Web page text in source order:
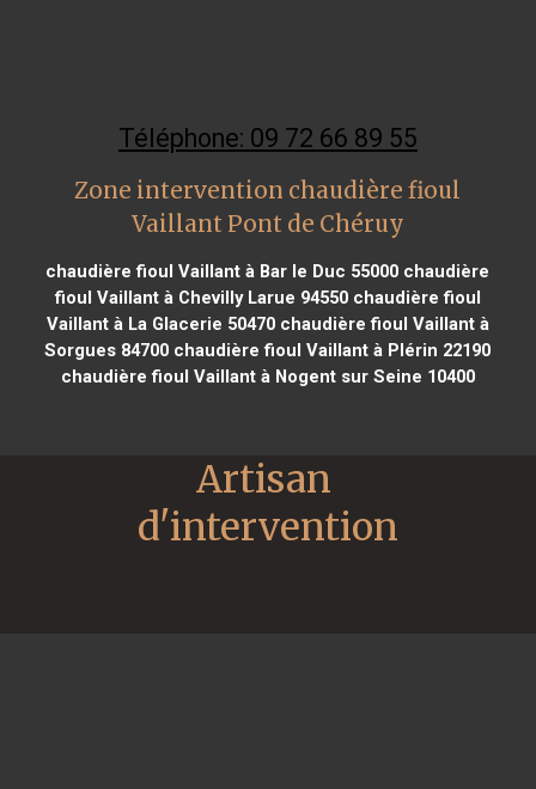
Téléphone: 09 72 66 89 55
Zone intervention chaudière fioul
Vaillant Pont de Chéruy
chaudière fioul Vaillant à Bar le Duc 55000 chaudière
fioul Vaillant à Chevilly Larue 94550chaudière fioul
Vaillant à La Glacerie 50470chaudière fioul Vaillant à
Sorgues 84700 chaudière fioul Vaillant à Plérin 22190
chaudière fioul Vaillant à Nogent sur Seine 10400
Artisan
d'intervention